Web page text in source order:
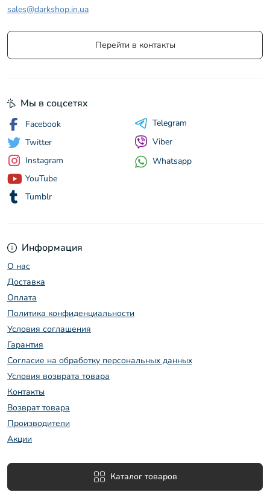
sales@darkshop.in.ua
Перейти в контакты
Информация
О нас
Доставка
Оплата
Политика конфиденциальности
Условия соглашения
Гарантия
Согласие на обработку персональных данных
Условия возврата товара
Контакты
Возврат товара
Производители
Акции
Каталог товаров
Мы в соцсетях
Facebook
Twitter
Instagram
YouTube
Tumblr
Telegram
Viber
Whatsapp